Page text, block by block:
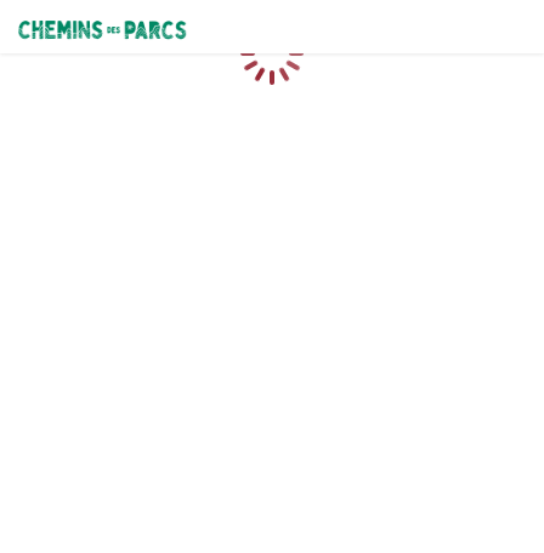
Chemins des Parcs
Chargement